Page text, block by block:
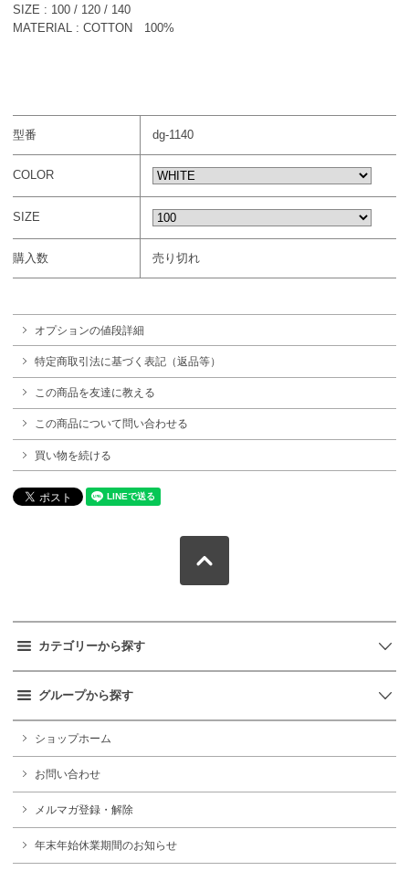
SIZE : 100 / 120 / 140
MATERIAL : COTTON 100%
型番 dg-1140
COLOR
SIZE
購入数 売り切れ
オプションの値段詳細
特定商取引法に基づく表記（返品等）
この商品を友達に教える
この商品について問い合わせる
買い物を続ける
カテゴリーから探す
グループから探す
ショップホーム
お問い合わせ
メルマガ登録・解除
年末年始休業期間のお知らせ